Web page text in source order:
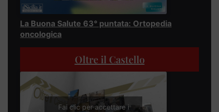
La Buona Salute 63° puntata: Ortopedia
oncologica
Oltre il Castello
Fai clic per accettare i